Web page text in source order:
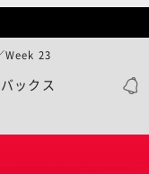
バックス
23